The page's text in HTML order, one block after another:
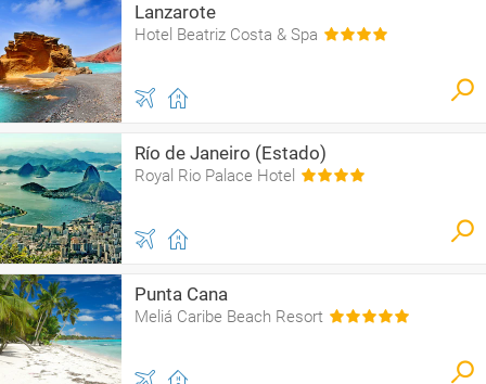
Lanzarote
Hotel Beatriz Costa & Spa
Río de Janeiro (Estado)
Royal Rio Palace Hotel
Punta Cana
Meliá Caribe Beach Resort